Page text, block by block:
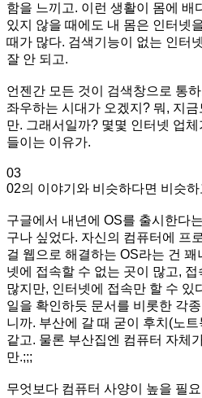
함을 느끼고. 이런 생활이 몸에 배
있지 않을 때에도 내 몸은 인터넷
때가 많다. 검색기능이 없는 인터
잘 안 되고.
언젠간 모든 것이 검색창으로 통
좌우하는 시대가 오겠지? 뭐, 지금
만. 그래서일까? 몇몇 인터넷 업
들이는 이유가.
03
02의 이야기와 비슷하다면 비슷
구글에서 내년에 OS를 출시한다
구나 싶었다. 자신의 컴퓨터에 프
걸 웹으로 해결하는 OS라는 건
넷에 접속할 수 없는 곳이 많고, 접
많지만, 인터넷에 접속만 할 수 있
일을 확인하듯 문서를 비롯한 각
니까. 부산에 갈 때 굳이 후치(노
같고. 물론 부산집엔 컴퓨터 자체
만.;;;
무엇보다 컴퓨터 사양이 높을 필